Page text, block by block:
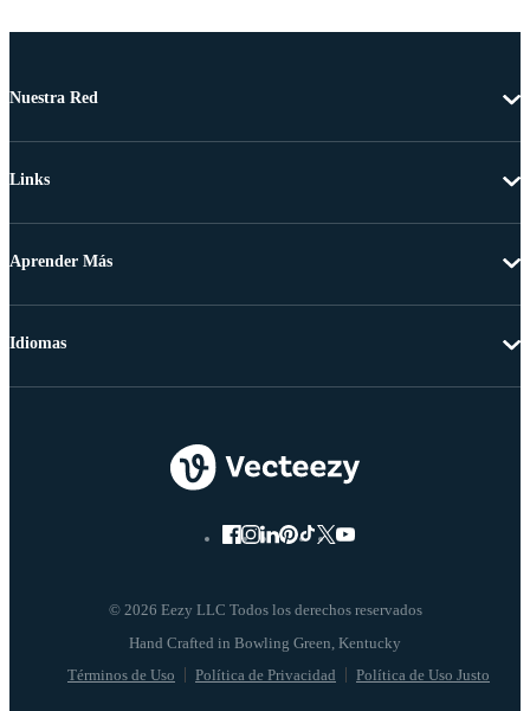
Nuestra Red
Links
Aprender Más
© 2026 Eezy LLC Todos los derechos reservados
Términos de Uso Política de Privacidad Política de Uso Justo
Idiomas